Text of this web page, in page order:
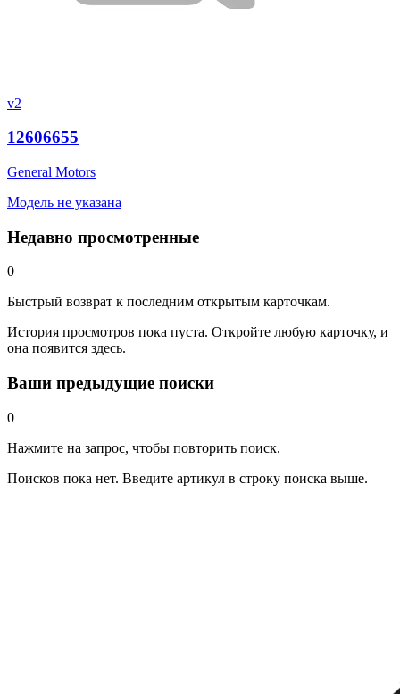
v2
12606655
General Motors
Модель не указана
Недавно просмотренные
0
Быстрый возврат к последним открытым карточкам.
История просмотров пока пуста. Откройте любую карточку, и
она появится здесь.
Ваши предыдущие поиски
0
Нажмите на запрос, чтобы повторить поиск.
Поисков пока нет. Введите артикул в строку поиска выше.